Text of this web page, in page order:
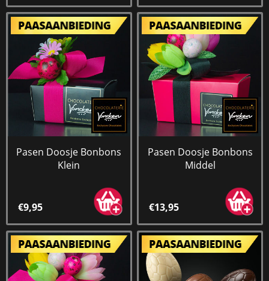
Pasen Doosje Bonbons
Klein
€9,95
Pasen Doosje Bonbons
Middel
€13,95